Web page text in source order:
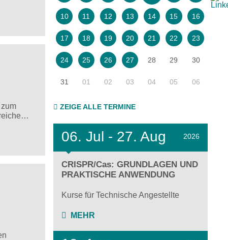
10 11 12 13 14 15 16
17 18 19 20 21 22 23
24 25 26 27 28 29 30
31 01 02 03 04 05 06
ZEIGE ALLE TERMINE
06. Jul - 27. Aug 2026
CRISPR/Cas: GRUNDLAGEN UND
PRAKTISCHE ANWENDUNG
Kurse für Technische Angestellte
MEHR